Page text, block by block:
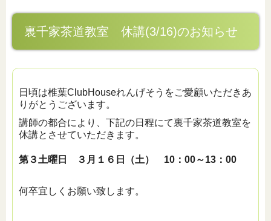
裏千家茶道教室 休講(3/16)のお知らせ
日頃は椎葉ClubHouseれんげそうをご愛顧いただきあ
りがとうございます。
講師の都合により、下記の日程にて裏千家茶道教室を
休講とさせていただきます。
第３土曜日 ３月１６日（土） 10：00～13：00
何卒宜しくお願い致します。